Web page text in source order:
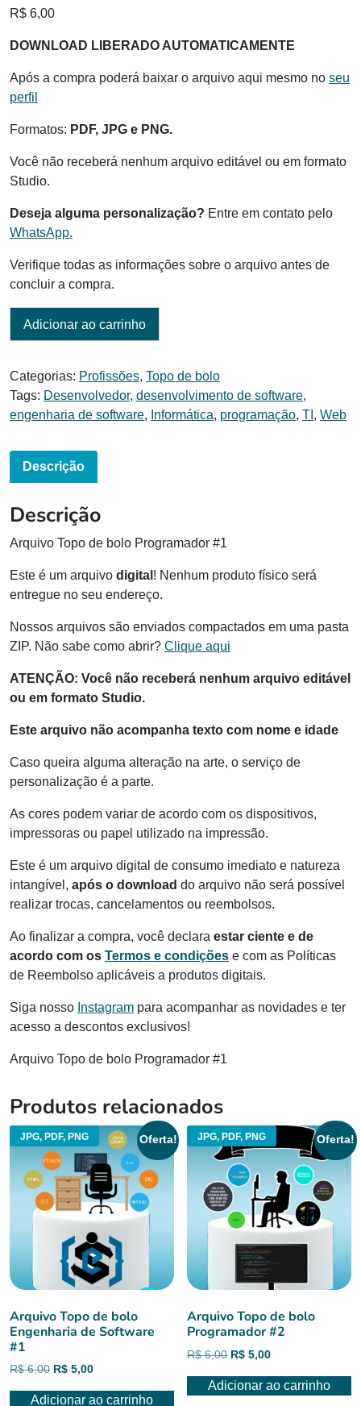
R$ 6,00
DOWNLOAD LIBERADO AUTOMATICAMENTE
Após a compra poderá baixar o arquivo aqui mesmo no seu
perfil
Formatos: PDF, JPG e PNG.
Você não receberá nenhum arquivo editável ou em formato
Studio.
Deseja alguma personalização? Entre em contato pelo
WhatsApp.
Verifique todas as informações sobre o arquivo antes de
concluir a compra.
Adicionar ao carrinho
Categorias: Profissões, Topo de bolo
Tags: Desenvolvedor, desenvolvimento de software,
engenharia de software, Informática, programação, TI , Web
Descrição
Descrição
Arquivo Topo de bolo Programador #1
Este é um arquivo digital ! Nenhum produto físico será
entregue no seu endereço.
Nossos arquivos são enviados compactados em uma pasta
ZIP. Não sabe como abrir? Clique aqui
ATENÇÃO: Você não receberá nenhum arquivo editável
ou em formato Studio.
Este arquivo não acompanha texto com nome e idade
Caso queira alguma alteração na arte, o serviço de
personalização é a parte.
As cores podem variar de acordo com os dispositivos,
impressoras ou papel utilizado na impressão.
Este é um arquivo digital de consumo imediato e natureza
intangível, após o download do arquivo não será possível
realizar trocas, cancelamentos ou reembolsos.
Ao finalizar a compra, você declara estar ciente e de
acordo com os Termos e condições e com as Políticas
de Reembolso aplicáveis a produtos digitais.
Siga nosso Instagram para acompanhar as novidades e ter
acesso a descontos exclusivos!
Arquivo Topo de bolo Programador #1
Produtos relacionados
JPG, PDF, PNG Oferta!
Arquivo Topo de bolo
Engenharia de Software
#1
R$6,00 O
original
R$ 5,00O
atual
Adicionar ao carrinho
JPG, PDF, PNG Oferta!
Arquivo Topo de bolo
Programador #2
R$6,00 O
original
R$ 5,00O
atual
Adicionar ao carrinho